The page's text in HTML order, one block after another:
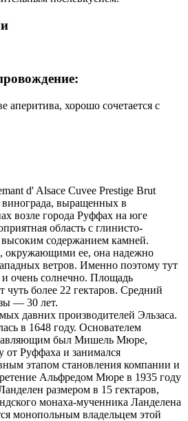
аперитива, хорошо сочетается с
d' Alsace Cuvee Prestige Brut
винограда, выращенных в
возле города Руффах на юге
область с глинисто-
высоким содержанием камней.
окружающими ее, она надежно
ветров. Именно поэтому тут
и очень солнечно. Площадь
чуть более 22 гектаров. Средний
— 30 лет.
давних производителей Эльзаса.
в 1648 году. Основателем
был Мишель Мюре,
от Руффаха и занимался
этапом становления компании и
Альфредом Мюре в 1935 году
размером в 15 гектаров,
монаха-мученника Ланделена
монопольным владельцем этой